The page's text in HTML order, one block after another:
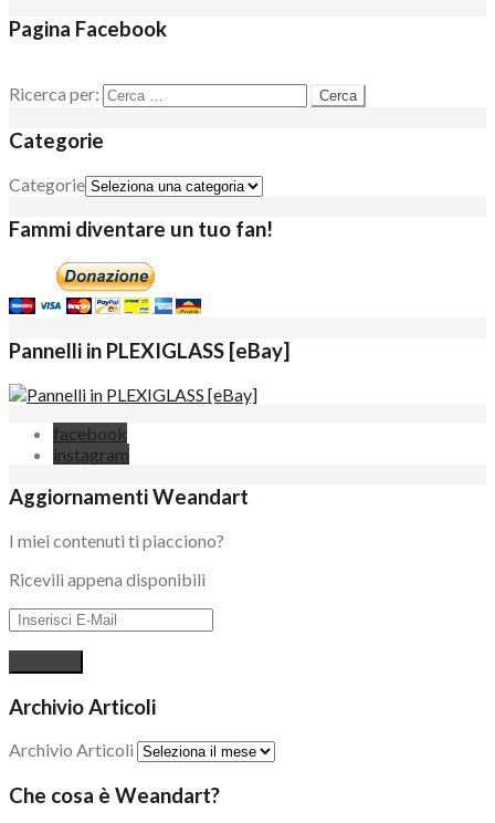
Pagina Facebook
Ricerca per:
Categorie
Categorie
Fammi diventare un tuo fan!
Pannelli in PLEXIGLASS [eBay]
facebook
instagram
Aggiornamenti Weandart
I miei contenuti ti piacciono?
Ricevili appena disponibili
Archivio Articoli
Archivio Articoli
Che cosa è Weandart?